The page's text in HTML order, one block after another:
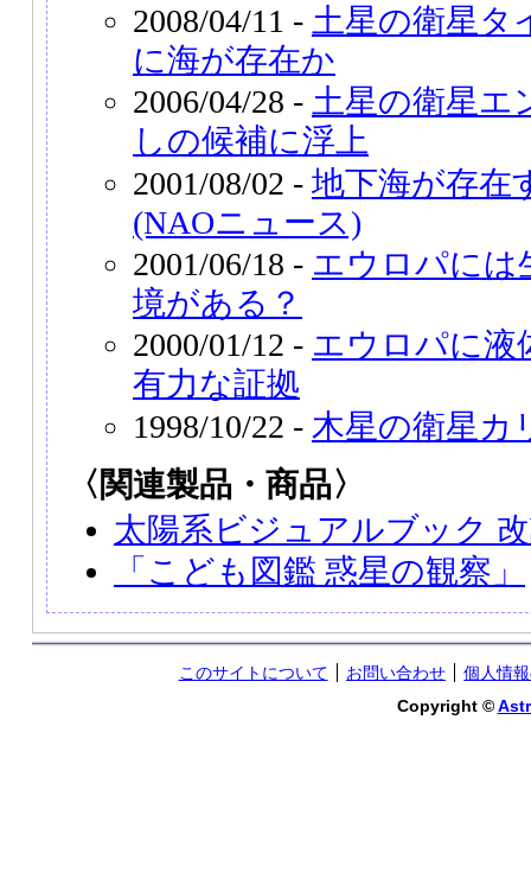
2008/04/11 - 土星の衛星タ
に海が存在か
2006/04/28 - 土星の衛星エ
しの候補に浮上
2001/08/02 - 地下海が存在
(NAOニュース)
2001/06/18 - エウロパには
境がある？
2000/01/12 - エウロパに液
有力な証拠
1998/10/22 - 木星の衛星カ
〈関連製品・商品〉
太陽系ビジュアルブック
「こども図鑑 惑星の観察」
このサイトについて お問い合わせ
個人情
Copyright ©